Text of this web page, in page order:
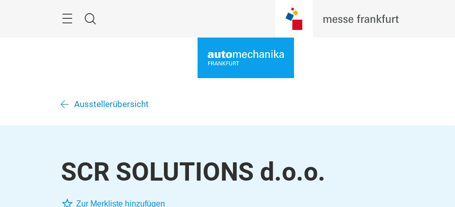
Suche
Ausstellerübersicht
SCR SOLUTIONS d.o.o.
Zur Merkliste hinzufügen